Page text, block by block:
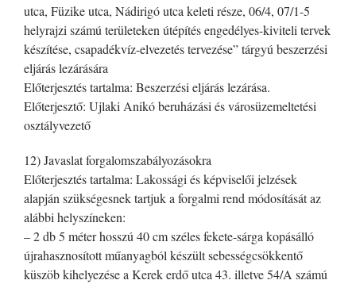
utca, Füzike utca, Nádirigó utca keleti része, 06/4, 07/1-5
helyrajzi számú területeken útépítés engedélyes-kiviteli tervek
készítése, csapadékvíz-elvezetés tervezése” tárgyú beszerzési
eljárás lezárására
Előterjesztés tartalma: Beszerzési eljárás lezárása.
Előterjesztő: Ujlaki Anikó beruházási és városüzemeltetési
osztályvezető
12) Javaslat forgalomszabályozásokra
Előterjesztés tartalma: Lakossági és képviselői jelzések
alapján szükségesnek tartjuk a forgalmi rend módosítását az
alábbi helyszíneken:
– 2 db 5 méter hosszú 40 cm széles fekete-sárga kopásálló
újrahasznosított műanyagból készült sebességcsökkentő
küszöb kihelyezése a Kerek erdő utca 43. illetve 54/A számú